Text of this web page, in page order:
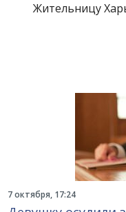
Жительницу
7 октября, 17:24